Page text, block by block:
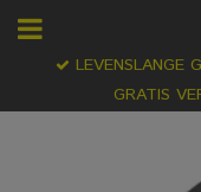
GRATIS
LEVENSLANGE